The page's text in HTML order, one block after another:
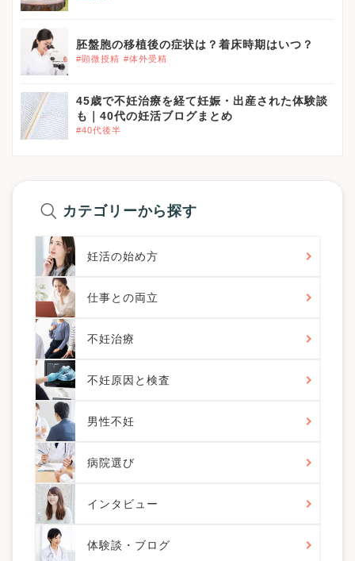
胚盤胞の移植後の症状は？着床時期はいつ？
#顕微授精 #体外受精
}}
45歳で不妊治療を経て妊娠・出産された体験談
も｜40代の妊活ブログまとめ
#40代後半
カテゴリーから探す
妊活の始め方
仕事との両立
不妊治療
不妊原因と検査
男性不妊
病院選び
インタビュー
体験談・ブログ